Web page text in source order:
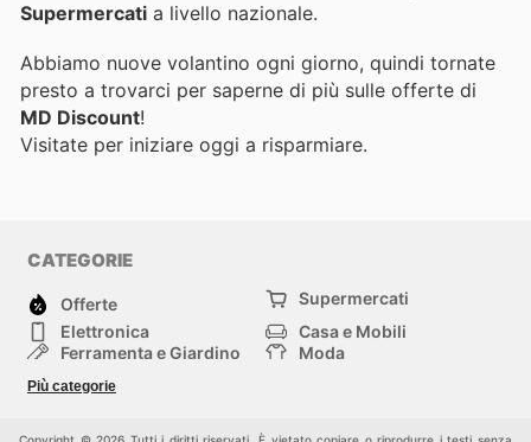
Supermercati a livello nazionale.
Abbiamo nuove volantino ogni giorno, quindi tornate
presto a trovarci per saperne di più sulle offerte di
MD Discount!
Visitate per iniziare oggi a risparmiare.
CATEGORIE
Offerte
Supermercati
Elettronica
Casa e Mobili
Ferramenta e Giardino
Moda
Bambini e Neonati
Più categorie
Copyright © 2026 Tutti i diritti riservati. È vietato copiare o riprodurre i testi senza